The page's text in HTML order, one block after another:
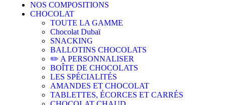
NOS COMPOSITIONS
CHOCOLAT
TOUTE LA GAMME
Chocolat Dubaï
SNACKING
BALLOTINS CHOCOLATS
✏️ A PERSONNALISER
BOÎTE DE CHOCOLATS
LES SPÉCIALITÉS
AMANDES ET CHOCOLAT
TABLETTES, ÉCORCES ET CARRÉS